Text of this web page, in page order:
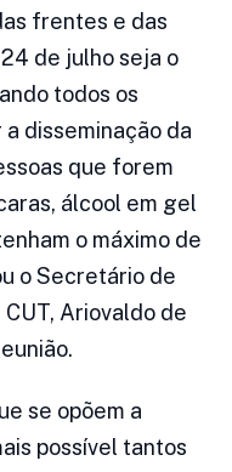
frentes e das
de julho seja o
todos os
disseminação da
que forem
álcool em gel
o máximo de
o Secretário de
Ariovaldo de
se opõem a
possível tantos